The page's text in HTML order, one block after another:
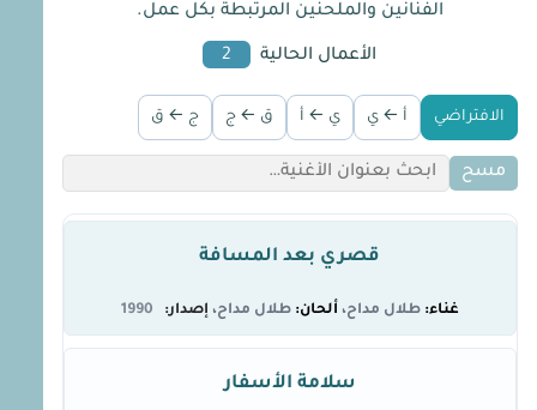
الفنانين والملحنين المرتبطة بكل عمل.
الأعمال الحالية 2
الافتراضي أ ← ي ي ← أ ق ← ج ج ← ق
مسح
قصري بعد المسافة
طلال مداح طلال مداح 1990
سلامة الأسفار